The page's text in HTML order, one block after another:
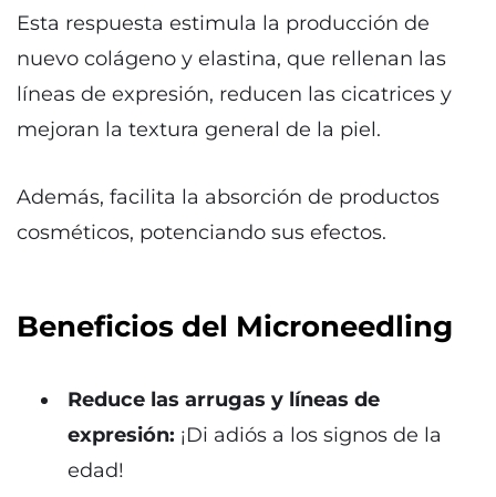
Esta respuesta estimula la producción de
nuevo colágeno y elastina, que rellenan las
líneas de expresión, reducen las cicatrices y
mejoran la textura general de la piel.
Además, facilita la absorción de productos
cosméticos, potenciando sus efectos.
Beneficios del Microneedling
Reduce las arrugas y líneas de
expresión: ¡Di adiós a los signos de la
edad!